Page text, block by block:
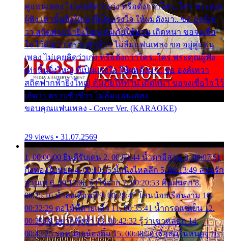
คู่แฟนเพลง ไม่เคยคิดว่าเก่ง หรือดังกว่าใคร..ใคร พระคุณ
ผู้ฟัง เท่านั้นยิ่งใหญ่ ที่เป็นแรงใจ ให้ผมดังมา.. ขอ องค์เท
วา สถิตฟากฟ้ายิ่งใหญ่ คุ้มภัยให้ท่าน เถิดหนา ขอจงเชื่อ
ใจ ไว้เถิดว่า ตราบชั่วชีวา ไม่ลืมแฟนเพลง ขอ อยู่คู่แฟน
เพลง ไม่เคยคิดว่าเก่ง หรือดังกว่าใคร..ใคร พระคุณผู้ฟัง
เท่านั้นยิ่งใหญ่ ที่เป็นแรงใจ ให้ผมดังมา.. ขอ องค์เทวา
สถิตฟากฟ้ายิ่งใหญ่ คุ้มภัยให้ท่าน เถิดหนา ขอจงเชื่อใจ ไว้
เถิดว่า ตราบชั่วชีวา ไม่ลืมแฟนเพลง
ขอบคุณแฟนเพลง - Cover Ver. (KARAOKE)
29 views • 31.07.2569
1. 00:00:00 ยินดีรับเดน 2. 00:03:44 น้ำตาอีสาน 3. 00:07:51
กิ่งทองใบหยก 4. 00:10:35 น้ำนิ่งไหลลึก 5. 00:13:49 ลานรัก
ลานเท 6. 00:17:06 จำใจจาก 7. 00:20:53 คืนฝนตก 8.
00:25:16 น้ำลงเดือนยี่ 9. 00:28:47 โสนน้อยเรือนงาม 10.
00:32:29 ตอไม้ที่ตายแล้ว 11. 00:35:41 น้ำกรดแช่เย็น 12.
00:39:08 อยากฟังซ้ำ 13. 00:42:32 รู้ว่าเขาหลอก 14.
00:45:25 รอหน่อยน้องติ๋ม 15. 00:48:56 เรือล่มในหนอง 16.